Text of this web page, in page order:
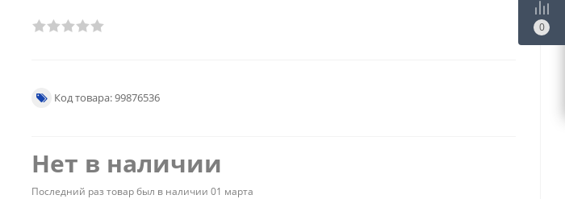
Код товара: 99876536
Нет в наличии
Последний раз товар был в наличии 01 марта
0